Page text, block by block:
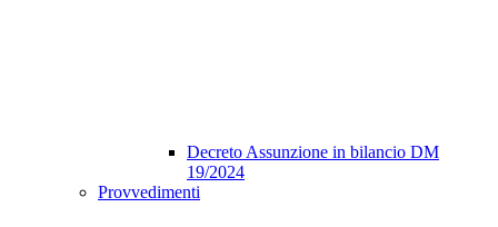
Decreto Assunzione in bilancio DM
19/2024
Provvedimenti